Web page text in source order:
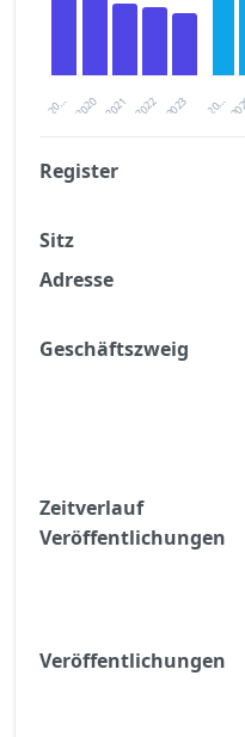
20… 2021 2023
2020 2022 20…
Jetzt
Register
Sitz
Adresse
Geschäftszweig
Zeitverlauf
Veröffentlichungen
Veröffentlichungen